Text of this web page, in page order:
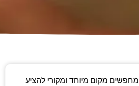
מחפשים מקום מיוחד ומקורי להציע